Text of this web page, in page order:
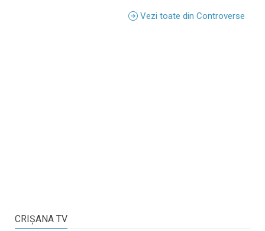
Vezi toate din Controverse
CRIŞANA TV